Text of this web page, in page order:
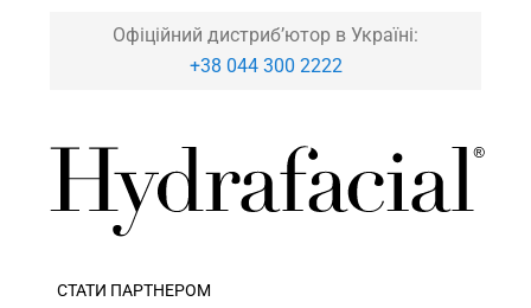
Офіційний дистриб’ютор в Україні:
+38 044 300 2222
СТАТИ ПАРТНЕРОМ